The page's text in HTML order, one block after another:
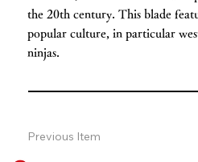
the 20th century. This blade
popular culture, in particular
ninjas.
Previous Item